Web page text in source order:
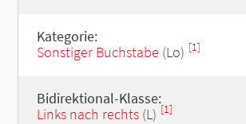
Kategorie:
Sonstiger Buchstabe (Lo) [1]
Bidirektional-Klasse:
Links nach rechts(L) [1]